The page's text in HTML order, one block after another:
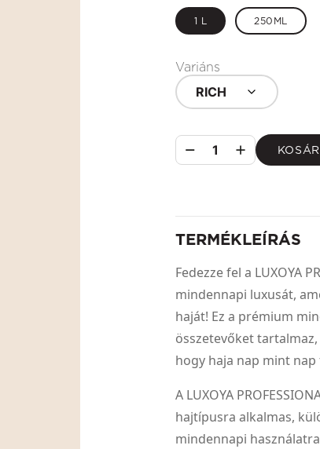
1 L 250ML
Variáns
RICH
1
TERMÉKLEÍRÁS
Fedezze fel a LUXOYA
mindennapi luxusát,
haját! Ez a prémium
összetevőket
hogy haja nap mint
A LUXOYA
hajtípusra alkalmas,
mindennapi